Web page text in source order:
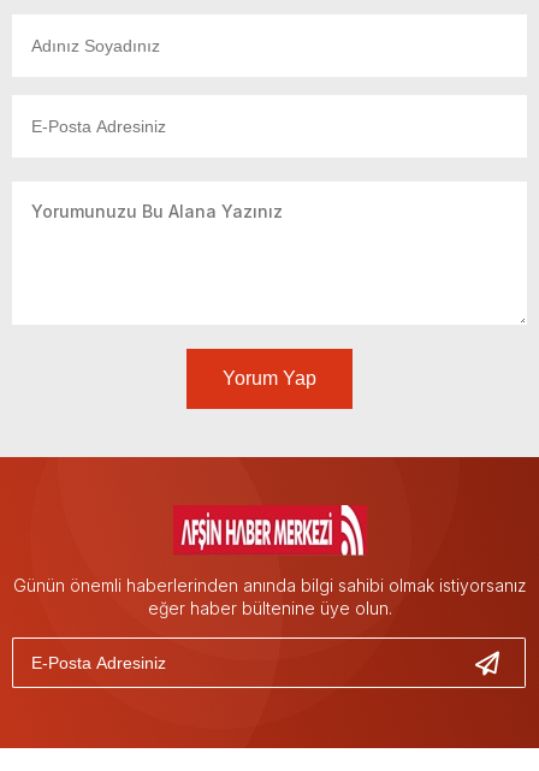
Yorum Yap
Günün önemli haberlerinden anında bilgi sahibi olmak istiyorsanız
eğer haber bültenine üye olun.